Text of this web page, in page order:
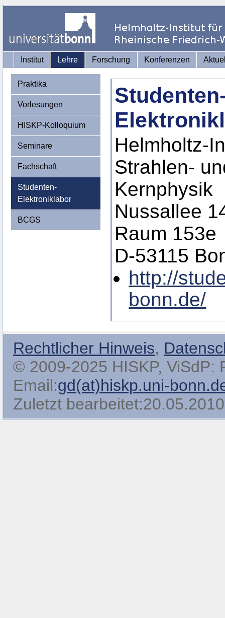
Institut Lehre Forschung Konferenzen
Praktika
Vorlesungen
HISKP-Kolloquium
Seminare
Fachschaft
Studenten-
Elektroniklabor
BCGS
Helmholtz-
Strahlen-
Kernphysik
Nussallee
Raum 153e
D-53115
http://
bonn.de/
Rechtlicher Hinweis,
© 2009-2025 HISKP, ViSdP:
Email:gd(at)hiskp.uni-
Zuletzt